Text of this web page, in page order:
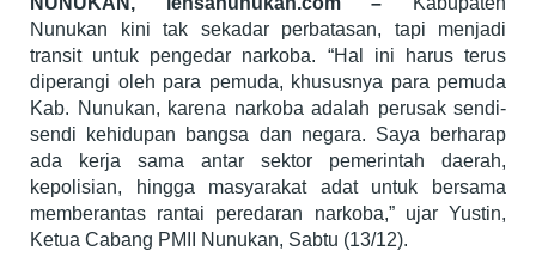
Nunukan kini tak sekadar perbatasan, tapi menjadi
transit untuk pengedar narkoba. “Hal ini harus terus
diperangi oleh para pemuda, khususnya para pemuda
Kab. Nunukan, karena narkoba adalah perusak sendi-
sendi kehidupan bangsa dan negara. Saya berharap
ada kerja sama antar sektor pemerintah daerah,
kepolisian, hingga masyarakat adat untuk bersama
memberantas rantai peredaran narkoba,” ujar Yustin,
Ketua Cabang PMII Nunukan, Sabtu (13/12).